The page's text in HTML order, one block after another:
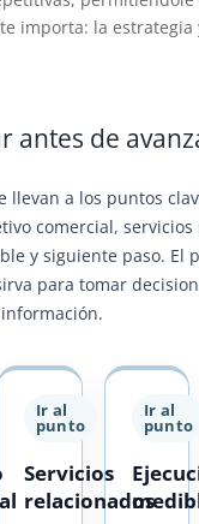
importa: la estrategia
antes de
llevan a los puntos
comercial, servicios
y siguiente paso. El
para tomar
Ir al
punto
Servicios
relacionados
Ir al
punto